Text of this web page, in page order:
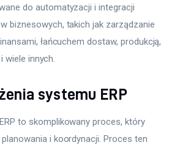
do automatyzacji i integracji
biznesowych, takich jak zarządzanie
łańcuchem dostaw, produkcją,
wiele innych.
systemu ERP
to skomplikowany proces, który
i koordynacji. Proces ten